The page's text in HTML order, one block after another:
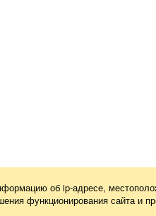
об ip-адресе,
функционирования сайта и